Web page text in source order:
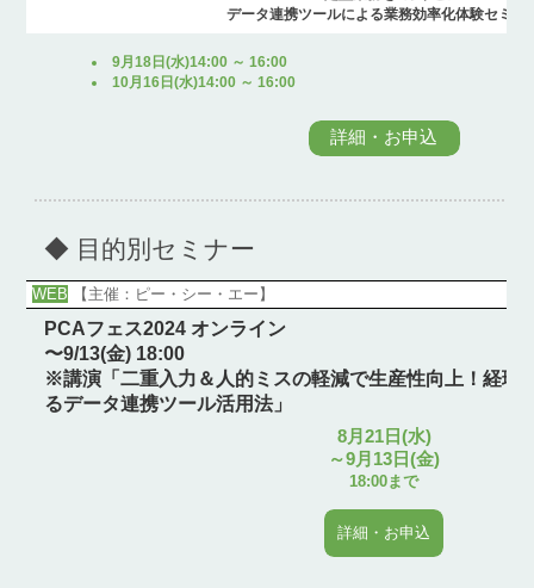
データ連携ツールによる業務効率化体験セミナ
9月18日(水)14:00 ～ 16:00
10月16日(水)14:00 ～ 16:00
詳細・お申込
◆ 目的別セミナー
WEB 【主催：ピー・シー・エー】
PCAフェス2024 オンライン
〜9/13(金) 18:00
※講演「二重入力＆人的ミスの軽減で生産性向上！経理
るデータ連携ツール活用法」
8月21日(水)
～9月13日(金)
18:00まで
詳細・お申込